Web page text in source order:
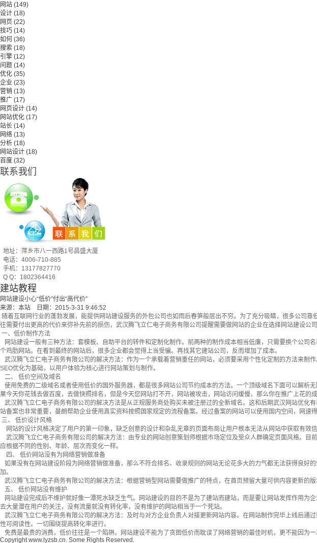
网站 (149)
设计 (18)
网页 (22)
技巧 (14)
如何 (36)
搜索 (18)
引擎 (12)
问题 (14)
优化 (35)
企业 (23)
营销 (13)
推广 (17)
网页设计 (14)
网站优化 (17)
站长 (14)
网络 (13)
分析 (18)
网站设计 (18)
百度 (32)
联系我们
地址：萍乡市八一西路1号昌盛大厦
电话：4006-710-885
手机：13177827770
Q Q：1802364416
建站教程
网站建设小心“低价”付出“高代价”
来源：本站 日期：2015-3-31 9:46:52
随着 互联网行业的蓬勃发展，能提供网站建设服务的外包公司也如雨后春笋般层出不穷。为了充分吸睛，很多公司 靠
往需要付出更高的代价来弥补先前的损伤，武汉腾飞立仁电子商务有限公司提醒需要做网站的企业在选择网站建设公司
一、低价制作方法
网站建设一般有三种方法：套模板、自助平台的转件和定制化制作。前两种的制作成本相当低廉，只需要换个公
个鸡肋网站。在看到最终的网站后，很多企业都会觉得上当受骗。再找其它建站公司，反而增加了成本。
武汉腾飞立仁电子商务有限公司的解决方法：作为一个承载着营销重任的网站，必须要采用个性化定制的方法来
SEO优化为基础，以用户体验为核心进行网站策划与制作。
二、 低价空间及域名
使用免费的二级域名或者使用低价的国外服务器，都是很多网站公司节约成本的方法。一个顶级域名下面可以解
果今天你花钱去做百度，去做快照排名，但是今天您网站打不开，网站被攻击，网站访问缓慢，那么你在推广上花的
武汉腾飞立仁电子商务有限公司的解决方法是从正规服务商处购买未被注册过的全新域名。这和后期武汉网站优
站备案也非常重要，曼朗帮助企业使用真实资料按照国家规定的流程备案。经过备案的网站可以使用国内空间，网速
三、 低价设计风格
网站的设计风格决定了用户的第一印象，缺乏创意的设计和杂乱无章的页面布局让用户根本无法从网站中获取有效
武汉腾飞立仁电子商务有限公司的解决方法：由专业的网站创意策划师根据市场定位及受众人群确定页面风格。目
应根据不同的性别、年龄、层次而变化一样。
四、 低价网站没有为网络营销做准备
如果没有在网站建设阶段为网络营销做准备，那么不符合排名、收录规则的网站无论花多大的力气都无法获得良
加。
武汉腾飞立仁电子商务有限公司的解决方法：根据营销型网站需要做推广的特点，在首页预留大量可供内容更新的
五、 低价网站没有维护
网站建设完成后不维护就好像一潭死水缺乏生气。网站建设的目的不是为了建站而建站，而是要让网站发挥作用
去大量潜在用户的关注，没有流量就没有转化率，没有维护的网站相当于一个死站。
武汉腾飞立仁电子商务有限公司的解决方法：及时与对方企业负责人对接更新网站内容。在网站制作完毕上线后
性可阅读性。一切围绕提高转化率进行。
免费是最贵的消费，低价往往是一个陷阱。网站建设不能为了贪图低价而耽误了网络营销的最佳时机，更不能因为
Copyright www.lyzsb.cn. Some Rights Reserved.